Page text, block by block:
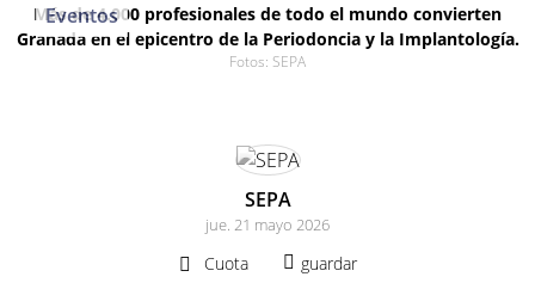
Eventos
Más de 4.000 profesionales de todo el mundo convierten
Granada en el epicentro de la Periodoncia y la Implantología.
Fotos: SEPA
SEPA
jue. 21 mayo 2026
Cuota guardar